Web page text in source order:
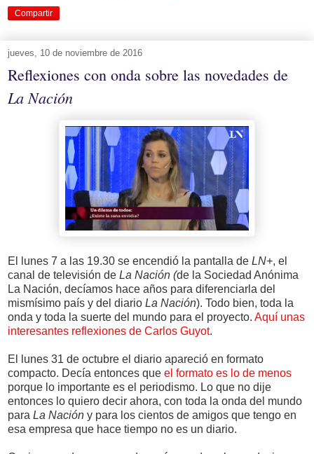
Compartir
jueves, 10 de noviembre de 2016
Reflexiones con onda sobre las novedades de
La Nación
El lunes 7 a las 19.30 se encendió la pantalla de LN+, el
canal de televisión de La Nación (de la Sociedad Anónima
La Nación, decíamos hace años para diferenciarla del
mismísimo país y del diario La Nación). Todo bien, toda la
onda y toda la suerte del mundo para el proyecto. Aquí unas
interesantes reflexiones de Carlos Guyot.
El lunes 31 de octubre el diario apareció en formato
compacto. Decía entonces que el formato es lo de menos
porque lo importante es el periodismo. Lo que no dije
entonces lo quiero decir ahora, con toda la onda del mundo
para La Nación y para los cientos de amigos que tengo en
esa empresa que hace tiempo no es un diario.